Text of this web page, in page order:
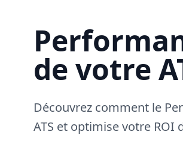
de votre
Découvrez comment le
ATS et optimise votre ROI